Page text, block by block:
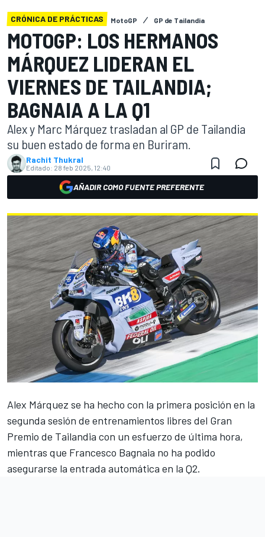
CRÓNICA DE PRÁCTICAS MotoGP GP de Tailandia
MOTOGP: LOS HERMANOS
MÁRQUEZ LIDERAN EL
VIERNES DE TAILANDIA;
BAGNAIA A LA Q1
Alex y Marc Márquez trasladan al GP de Tailandia
su buen estado de forma en Buriram.
Rachit Thukral
Editado: 28 feb 2025, 12:40
AÑADIR COMO FUENTE PREFERENTE
Alex Márquez se ha hecho con la primera posición en la
segunda sesión de entrenamientos libres del Gran
Premio de Tailandia con un esfuerzo de última hora,
mientras que Francesco Bagnaia no ha podido
asegurarse la entrada automática en la Q2.